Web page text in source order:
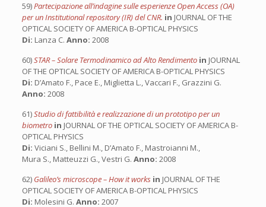
59)Partecipazione all’indagine sulle esperienze Open Access (OA)
per un Institutional repository (IR) del CNR. in JOURNAL OF THE
OPTICAL SOCIETY OF AMERICA B-OPTICAL PHYSICS
Di: Lanza C. Anno: 2008
60)STAR – Solare Termodinamico ad Alto Rendimento in JOURNAL
OF THE OPTICAL SOCIETY OF AMERICA B-OPTICAL PHYSICS
Di: D’Amato F., Pace E., Miglietta L., Vaccari F., Grazzini G.
Anno: 2008
61)Studio di fattibilità e realizzazione di un prototipo per un
biometro in JOURNAL OF THE OPTICAL SOCIETY OF AMERICA B-
OPTICAL PHYSICS
Di: Viciani S., Bellini M., D’Amato F., Mastroianni M.,
Mura S., Matteuzzi G., Vestri G. Anno: 2008
62) Galileo’s microscope – How it works in JOURNAL OF THE
OPTICAL SOCIETY OF AMERICA B-OPTICAL PHYSICS
Di: Molesini G. Anno: 2007